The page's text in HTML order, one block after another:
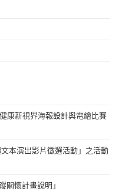
康新視界海報設計與電繪比賽
本演出影片徵選活動」之活動
關懷計畫說明」